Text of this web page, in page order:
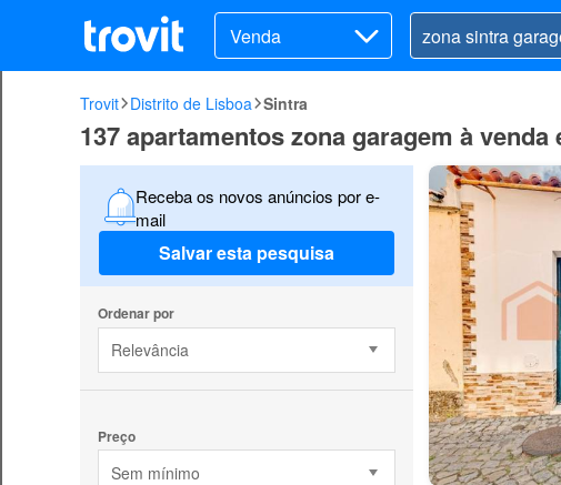
Venda
Trovit Distrito de Lisboa Sintra
137 apartamentos zona garagem à venda
Receba os novos anúncios por e-
mail
Salvar esta pesquisa
Ordenar por
Relevância
Preço
Sem mínimo